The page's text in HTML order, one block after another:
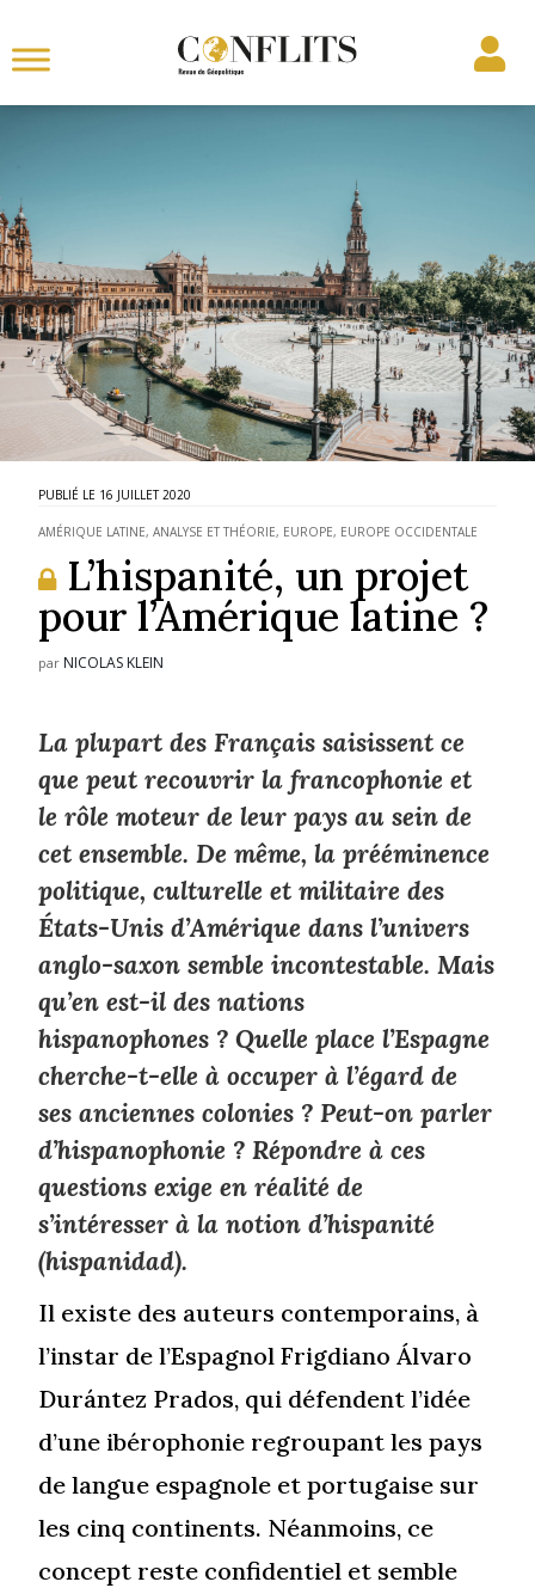
16 JUILLET 2020
AMÉRIQUE LATINE,ANALYSE ET THÉORIE, EUROPE, EUROPE OCCIDENTALE
L’hispanité, un projet
pour l’Amérique latine ?
par NICOLAS KLEIN
La plupart des Français saisissent ce
que peut recouvrir la francophonie et
le rôle moteur de leur pays au sein de
cet ensemble. De même, la prééminence
politique, culturelle et militaire des
États-Unis d’Amérique dans l’univers
anglo-saxon semble incontestable. Mais
qu’en est-il des nations
hispanophones ? Quelle place l’Espagne
cherche-t-elle à occuper à l’égard de
ses anciennes colonies ? Peut-on parler
d’hispanophonie ? Répondre à ces
questions exige en réalité de
s’intéresser à la notion d’hispanité
(hispanidad).
Il existe des auteurs contemporains, à
l’instar de l’Espagnol Frigdiano Álvaro
Durántez Prados, qui défendent l’idée
d’une ibérophonie regroupant les pays
de langue espagnole et portugaise sur
les cinq continents. Néanmoins, ce
concept reste confidentiel et semble